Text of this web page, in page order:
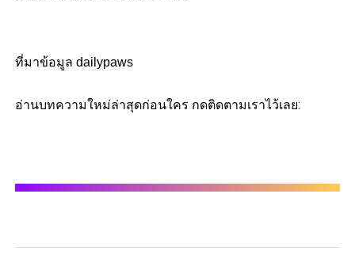
ที่มาข้อมูล dailypaws
อ่านบทความใหม่ล่าสุดก่อนใคร กดติดตามเราไว้เลย: